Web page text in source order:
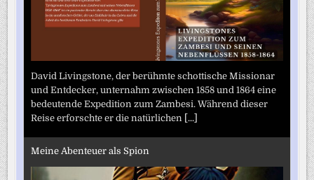
David Livingstone, der berühmte schottische Missionar
und Entdecker, unternahm zwischen 1858 und 1864 eine
bedeutende Expedition zum Zambesi. Während dieser
Reise erforschte er die natürlichen [...]
Meine Abenteuer als Spion